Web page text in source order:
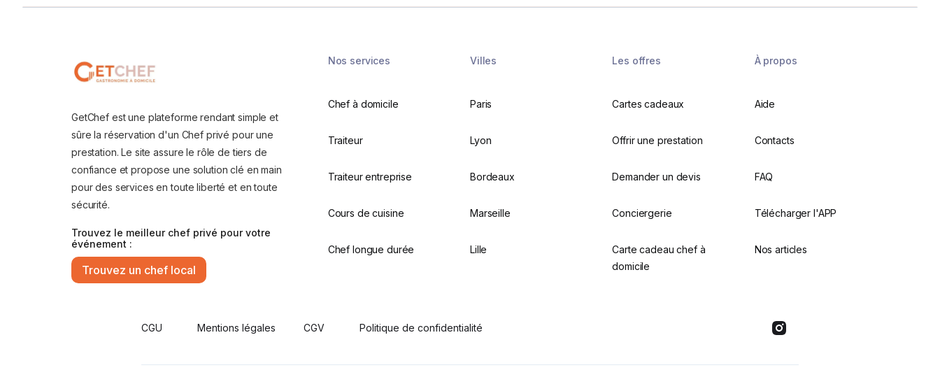
GetChef est une plateforme rendant simple et
sûre la réservation d'un Chef privé pour une
prestation. Le site assure le rôle de tiers de
confiance et propose une solution clé en main
pour des services en toute liberté et en toute
sécurité.
Trouvez le meilleur chef privé pour votre
événement :
Trouvez un chef local
Nos services
Chef à domicile
Traiteur
Traiteur entreprise
Cours de cuisine
Chef longue durée
Villes
Paris
Lyon
Bordeaux
Marseille
Lille
Les offres
Cartes cadeaux
Offrir une prestation
Demander un devis
Conciergerie
Carte cadeau chef à
domicile
À propos
Aide
Contacts
FAQ
Télécharger l'APP
Nos articles
CGU Mentions légales CGV Politique de confidentialité